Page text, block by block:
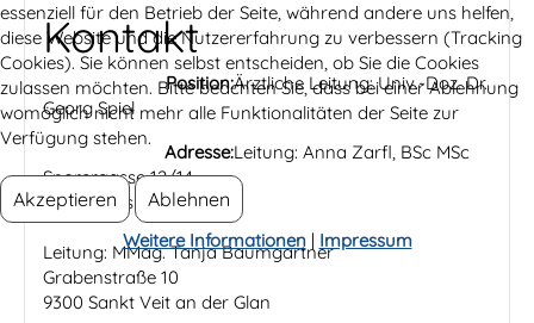
Kontakt
Position:Ärztliche Leitung: Univ.-Doz. Dr.
Georg Spiel
Adresse:Leitung: Anna Zarfl, BSc MSc
Sporergasse 12/14
9400 Wolfsberg
Leitung: MMag. Tanja Baumgartner
Grabenstraße 10
9300 Sankt Veit an der Glan
essenziell für den Betrieb der Seite, während andere uns helfen,
diese Website und die Nutzererfahrung zu verbessern (Tracking
Cookies). Sie können selbst entscheiden, ob Sie die Cookies
zulassen möchten. Bitte beachten Sie, dass bei einer Ablehnung
womöglich nicht mehr alle Funktionalitäten der Seite zur
Verfügung stehen.
Akzeptieren Ablehnen
Weitere Informationen| Impressum